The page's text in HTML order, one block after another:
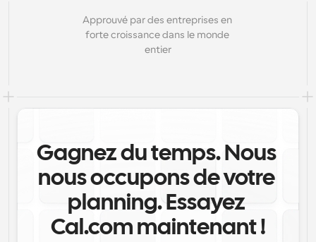
Approuvé par des entreprises en
forte croissance dans le monde
entier
Gagnez du temps. Nous
nous occupons de votre
planning. Essayez
Cal.com maintenant !